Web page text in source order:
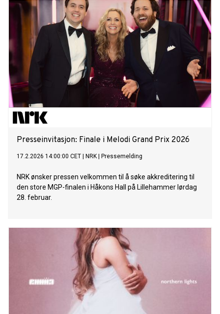
Presseinvitasjon: Finale i Melodi Grand Prix 2026
17.2.2026 14:00:00 CET NRK Pressemelding
NRK ønsker pressen velkommen til å søke akkreditering til
den store MGP-finalen i Håkons Hall på Lillehammer lørdag
28. februar.